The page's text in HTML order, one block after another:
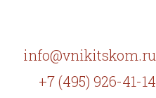
info@vnikitskom.ru
+7 (495) 926-41-14